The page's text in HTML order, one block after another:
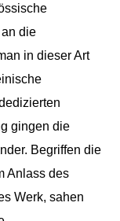
die
in dieser Art
gingen die
Begriffen die
Anlass des
Werk, sahen